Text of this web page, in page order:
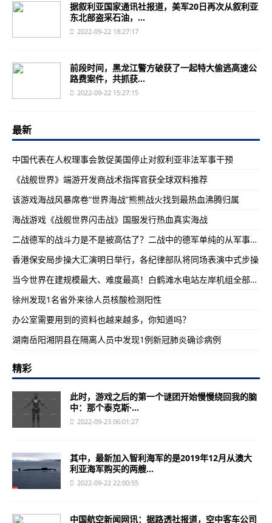
据叙利亚国家通讯社报道，美军20日再次从叙利亚
东北部盗采石油，...
2022-09-22 18:27:17
前段时间，黑龙江警方破获了一起特大偷逃高速公
路费案件，共抓获...
2022-09-22 15:27:15
最新
中国代表在人权理事会敦促美国停止对叙利亚非法军事干预
《战舰世界》端游开发商战术指挥官获全球双料推荐
该游戏海战风暴席卷“世界海战”熊熊战火找到最热血沸腾归属
海战游戏《战舰世界闪击战》国服发行热血真实海战
二战德军的战斗力是不是被高估了？二战中的德军单纯的从军事角度来说
香港保安局步操大汇演明日举行，各纪律部队将同场表演中式步操
当今世界在建规模最大、难度最高！白鹤滩水电站左岸机组全部投产
徐州发现1名省外来徐人员核酸检测阳性
办公室需要用到的资料也越来越多，你知道吗？
湖南岳阳湘阴县在隔离人员中发现1例新冠肺炎确诊病例
精彩
此时，游戏之后的第一个谜团开始慢慢绕回我的脑
中：那个泰克斯·...
2022-09-23 06:01:27
其中，最新加入智利海军的是2019年12月从澳大
利亚海军购买的两艘...
2022-09-22 22:00:55
中国航空新闻网讯：据路透社报道，空中客车公司